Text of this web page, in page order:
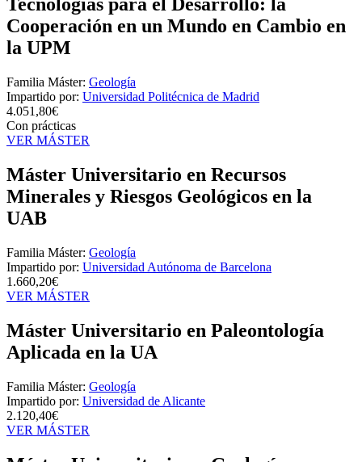
Cooperación en un Mundo en Cambio en
la UPM
Familia Máster: Geología
Impartido por: Universidad Politécnica de Madrid
4.051,80€
Con prácticas
VER MÁSTER
Máster Universitario en Recursos
Minerales y Riesgos Geológicos en la
UAB
Familia Máster: Geología
Impartido por: Universidad Autónoma de Barcelona
1.660,20€
VER MÁSTER
Máster Universitario en Paleontología
Aplicada en la UA
Familia Máster: Geología
Impartido por: Universidad de Alicante
2.120,40€
VER MÁSTER